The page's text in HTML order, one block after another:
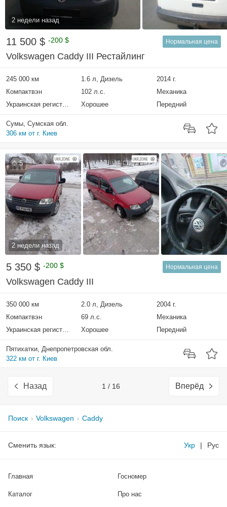
2 недели назад
11 500 $ -200 $ Нормальная цена
Volkswagen Caddy III Рестайлинг
245 000 км 1.6 л, Дизель
2014 г.
Компактвэн
102 л.с.
Механика
Украинская регистрация
Хорошее Передний
Сумы, Сумская обл.
306 км от г. Киев
5
2 недели назад
5 350 $ -200 $ Нормальная цена
Volkswagen Caddy III
350 000 км 2.0 л, Дизель
2004 г.
Компактвэн
69 л.с.
Механика
Украинская регистрация
Хорошее Передний
Пятихатки, Днепропетровская обл.
322 км от г. Киев
Назад 1 / 16 Вперёд
Поиск Volkswagen Caddy
Сменить язык: Укр | Рус
Главная
Каталог
Госномер
Про нас